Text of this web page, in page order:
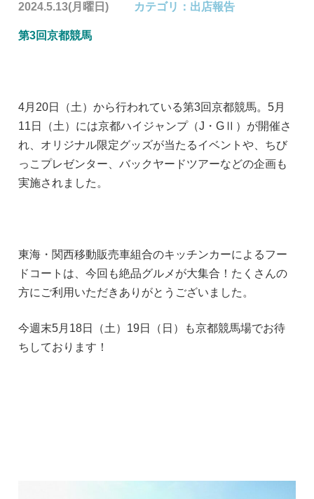
2024.5.13(月曜日) カテゴリ： 出店報告
第3回京都競馬
4月20日（土）から行われている第3回京都競馬。5月
11日（土）には京都ハイジャンプ（J・GⅡ）が開催さ
れ、オリジナル限定グッズが当たるイベントや、ちび
っこプレゼンター、バックヤードツアーなどの企画も
実施されました。
東海・関西移動販売車組合のキッチンカーによるフー
ドコートは、今回も絶品グルメが大集合！たくさんの
方にご利用いただきありがとうございました。
今週末5月18日（土）19日（日）も京都競馬場でお待
ちしております！